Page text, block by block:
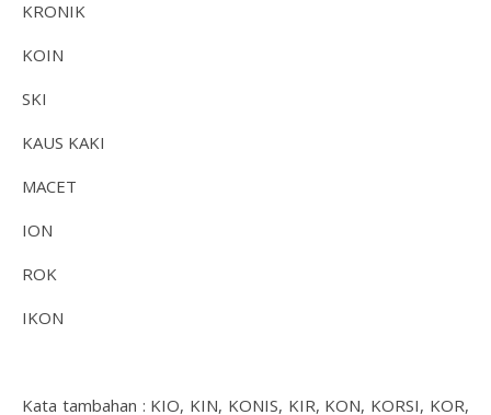
KRONIK
KOIN
SKI
KAUS KAKI
MACET
ION
ROK
IKON
Kata tambahan : KIO, KIN, KONIS, KIR, KON, KORSI, KOR,